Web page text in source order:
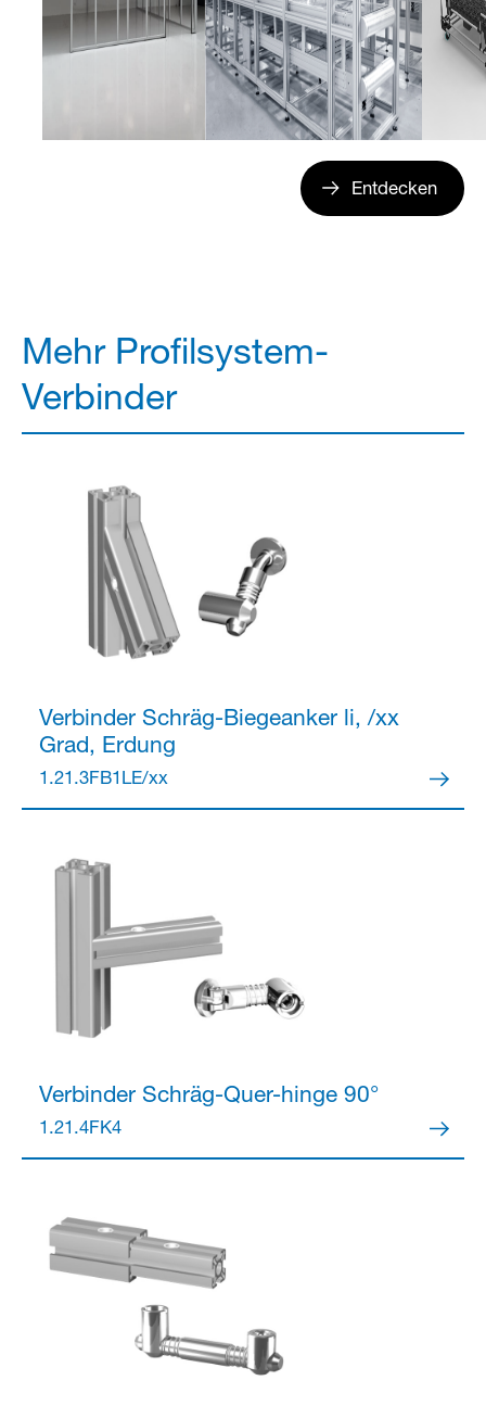
Entdecken
Mehr Profilsystem-
Verbinder
VerbinderSchräg-Biegeanker li, /xx
Grad, Erdung
1.21.3FB1LE/xx
VerbinderSchräg-Quer-hinge 90°
1.21.4FK4